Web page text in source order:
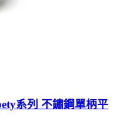
系列 不鏽鋼單柄平